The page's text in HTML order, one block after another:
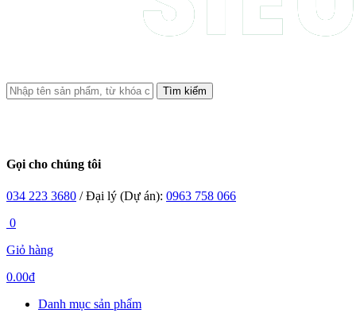
Tìm kiếm
Gọi cho chúng tôi
034 223 3680 / Đại lý (Dự án): 0963 758 066
0
Giỏ hàng
0.00đ
Danh mục sản phẩm